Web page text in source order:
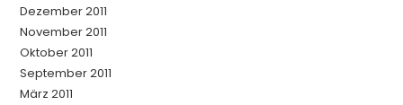
Dezember 2011
November 2011
Oktober 2011
September 2011
März 2011